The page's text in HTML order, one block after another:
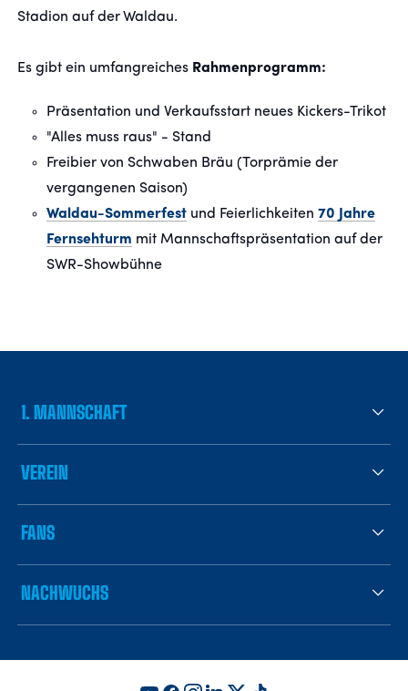
Stadion auf der Waldau.
Es gibt ein umfangreiches Rahmenprogramm:
Präsentation und Verkaufsstart neues Kickers-Trikot
"Alles muss raus" - Stand
Freibier von Schwaben Bräu (Torprämie der
vergangenen Saison)
Waldau-Sommerfestund Feierlichkeiten 70 Jahre
Fernsehturm mit Mannschaftspräsentation auf der
SWR-Showbühne
1. MANNSCHAFT
VEREIN
FANS
NACHWUCHS